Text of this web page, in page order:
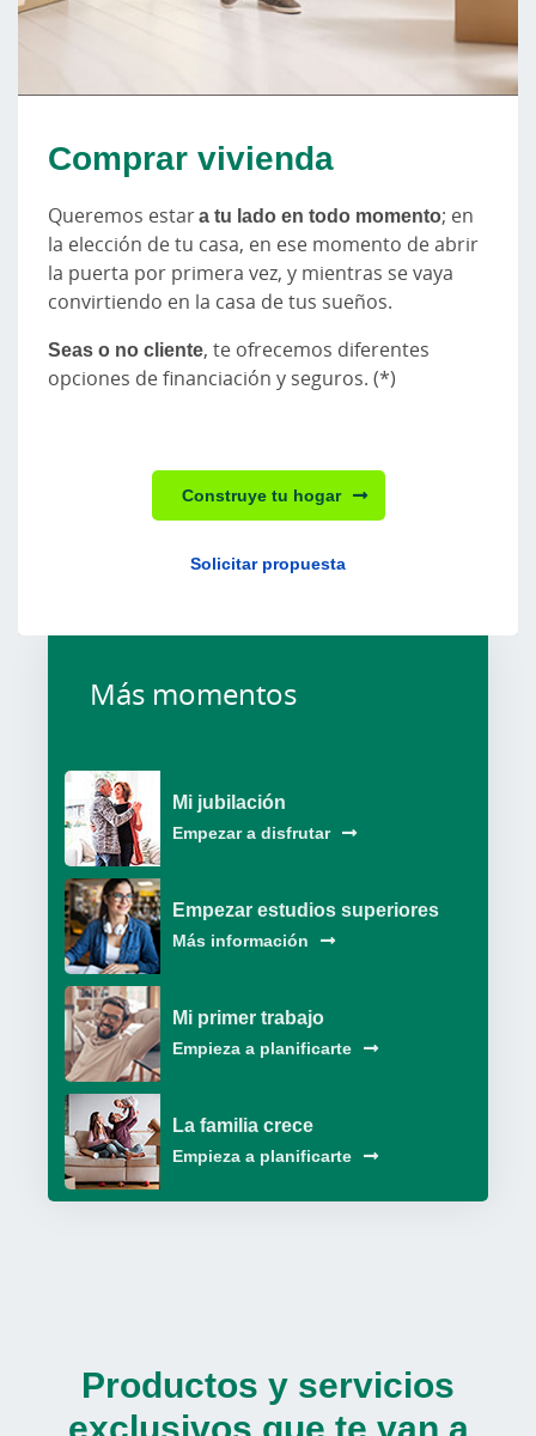
Comprar vivienda
Queremos estara tu lado en todo momento; en
la elección de tu casa, en ese momento de abrir
la puerta por primera vez, y mientras se vaya
convirtiendo en la casa de tus sueños.
Seas o no cliente, te ofrecemos diferentes
opciones de financiación y seguros. (*)
Construye tu hogar
Solicitar propuesta
Más momentos
Mi jubilación
Empezar a disfrutar
Empezar estudios superiores
Más información
Mi primer trabajo
Empieza a planificarte
La familia crece
Empieza a planificarte
Productos y servicios